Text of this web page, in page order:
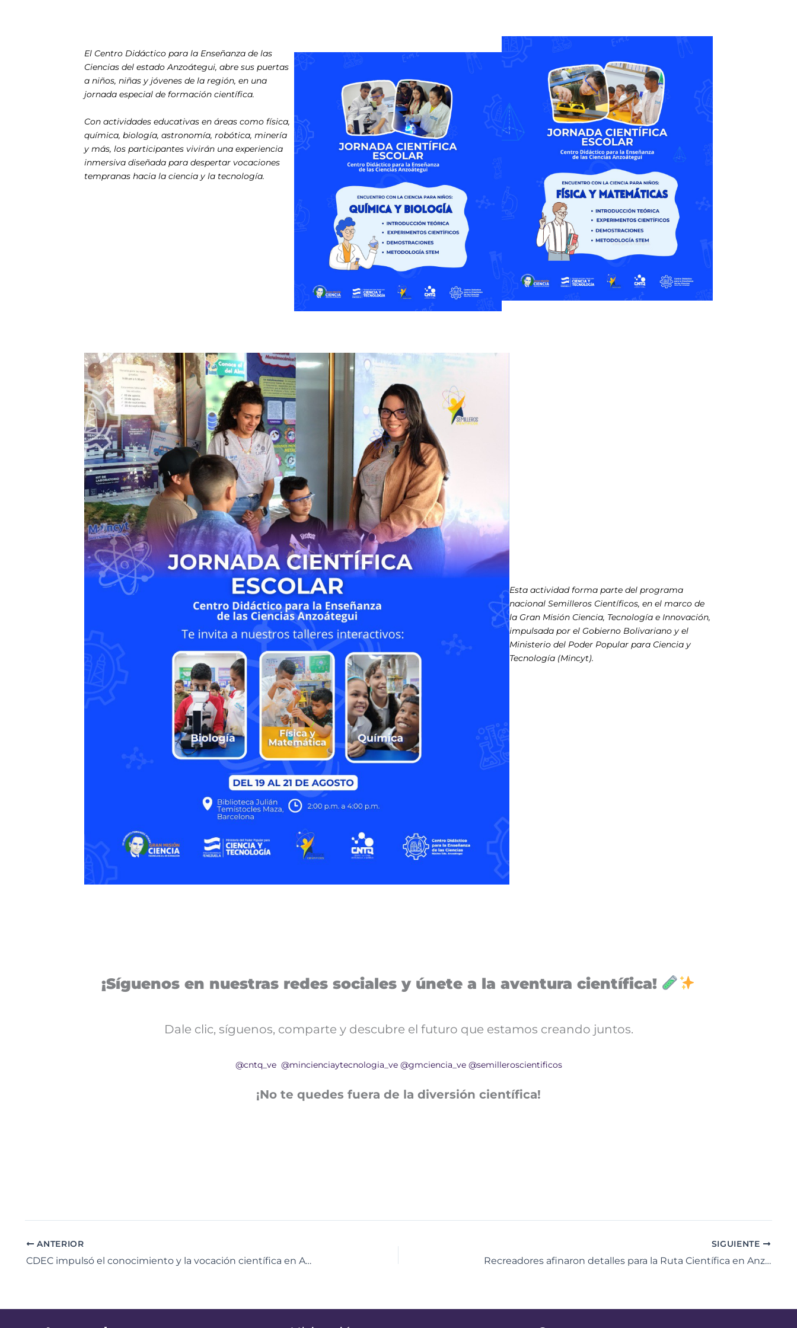
El Centro Didáctico para la Enseñanza de las
Ciencias del estado Anzoátegui, abre sus puertas
a niños, niñas y jóvenes de la región, en una
jornada especial de formación científica.
Con actividades educativas en áreas como física,
química, biología, astronomía, robótica, minería
y más, los participantes vivirán una experiencia
inmersiva diseñada para despertar vocaciones
tempranas hacia la ciencia y la tecnología.
Esta actividad forma parte del programa
nacional Semilleros Científicos, en el marco de
la Gran Misión Ciencia, Tecnología e Innovación,
impulsada por el Gobierno Bolivariano y el
Ministerio del Poder Popular para Ciencia y
Tecnología (Mincyt).
¡Síguenos en nuestras redes sociales y únete a la aventura científica!
Dale clic, síguenos, comparte y descubre el futuro que estamos creando juntos.
@cntq_ve @mincienciaytecnologia_ve @gmciencia_ve @semilleroscientificos
¡No te quedes fuera de la diversión científica!
ANTERIOR
CDEC impulsó el conocimiento y la vocación científica en Anzoátegui
SIGUIENTE
Recreadores afinaron detalles para la Ruta Científica en Anzoátegui